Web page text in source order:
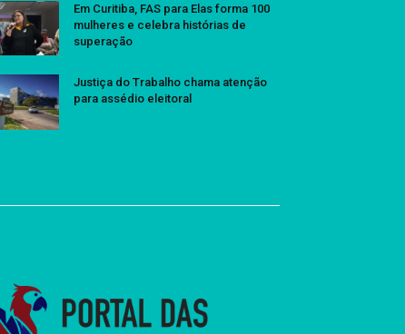
Em Curitiba, FAS para Elas forma 100
mulheres e celebra histórias de
superação
Justiça do Trabalho chama atenção
para assédio eleitoral